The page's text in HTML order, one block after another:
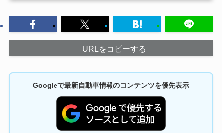
URLをコピーする
Googleで最新自動車情報のコンテンツを優先表示